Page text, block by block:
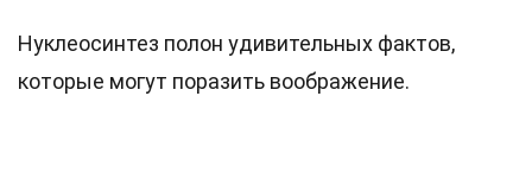
Нуклеосинтез полон удивительных фактов,
которые могут поразить воображение.